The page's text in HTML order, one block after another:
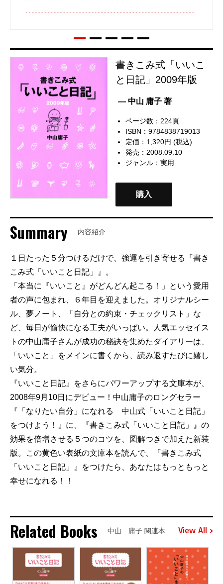
書きこみ式「いいこ
と日記」2009年版
— 中山 庸子 著
ページ数：224頁
ISBN：9784838719013
定価：1,320円 (税込)
発売：2008.09.10
ジャンル：実用
購入
Summary 内容紹介
１日たった５分つけるだけで、強運を引き寄せる『書き
こみ式「いいこと日記」』。
「本当に『いいこと』がどんどん起こる！」という愛用
者の声に包まれ、６年目を迎えました。オリジナルシー
ル、夢ノート、「自分との約束・チェックリスト」な
ど、毎日が愉快になる工夫がいっぱい。人気エッセイス
トの中山庸子さんが成功の秘訣を集めたダイアリーは、
「いいこと」をメインに書くから、読み返すたびに嬉し
い気分。
『いいこと日記』をさらにパワーアップする文庫本が、
2008年9月10日にデビュー！中山庸子のロングセラー
『「なりたい自分」になれる 中山式「いいこと日記」
をつけよう！』に、『書きこみ式「いいこと日記」』の
効果を倍増させる５つのコツを、図解つきで加えた新装
版。この黄色い表紙の文庫本を読んで、『書きこみ式
「いいこと日記」』をつけたら、あなたはもっともっと
幸せになれる！！
Related Books 中山 庸子 関連本 View All